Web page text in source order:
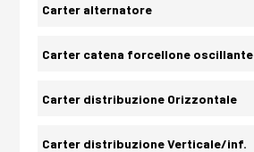
Carter alternatore
Carter catena forcellone oscillante
Carter distribuzione Orizzontale
Carter distribuzione Verticale/inf.